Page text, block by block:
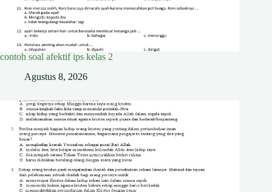
contoh soal afektif ips kelas 2
Agustus 8, 2026